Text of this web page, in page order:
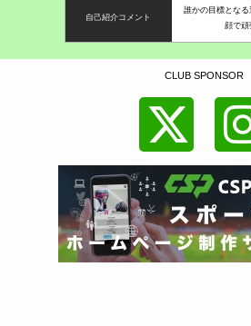
自己紹介コメント
誰かの目標とな
顔で頑
CLUB SPONSOR